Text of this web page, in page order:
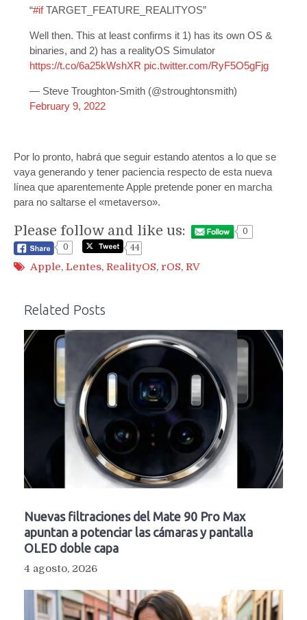
“#ifTARGET_FEATURE_REALITYOS”
Well then. This at least confirms it 1) has its own OS &
binaries, and 2) has a realityOS Simulator
https://t.co/6a25kWshXR pic.twitter.com/RyF5O5gFjg
— Steve Troughton-Smith (@stroughtonsmith)
February 9, 2022
Por lo pronto, habrá que seguir estando atentos a lo que se
vaya generando y tener paciencia respecto de esta nueva
línea que aparentemente Apple pretende poner en marcha
para no saltarse el «metaverso».
Please follow and like us:
0
0
44
Apple, Lentes, RealityOS, rOS, RV
Related Posts
Nuevas filtraciones del Mate 90 Pro Max
apuntan a potenciar las cámaras y pantalla
OLED doble capa
4 agosto, 2026